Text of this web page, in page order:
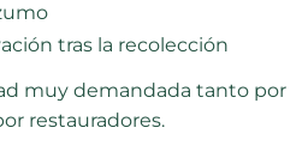
tras la recolección
muy demandada tanto por
restauradores.